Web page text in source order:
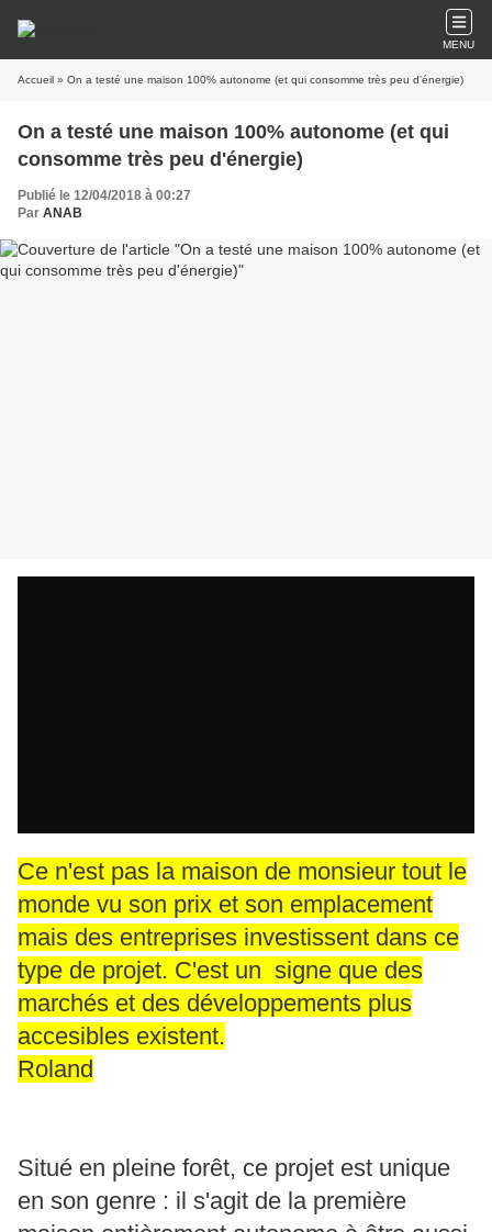
MENU
Accueil » On a testé une maison 100% autonome (et qui consomme très peu d'énergie)
On a testé une maison 100% autonome (et qui
consomme très peu d'énergie)
Publié le 12/04/2018 à 00:27
Par ANAB
Ce n'est pas la maison de monsieur tout le
monde vu son prix et son emplacement
mais des entreprises investissent dans ce
type de projet. C'est un signe que des
marchés et des développements plus
accesibles existent.
Roland
Situé en pleine forêt, ce projet est unique
en son genre : il s'agit de la première